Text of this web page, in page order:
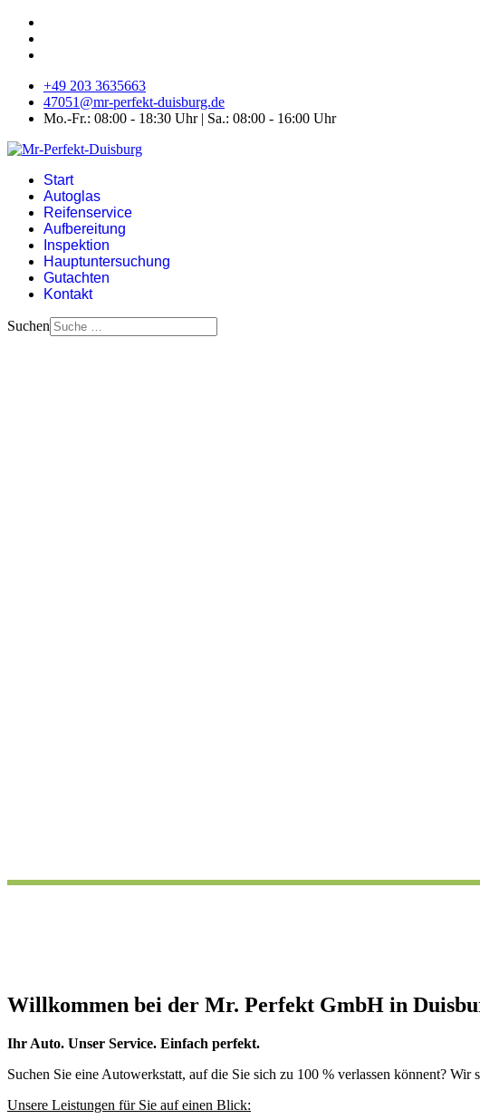
+49 203 3635663
47051@mr-perfekt-duisburg.de
Mo.-Fr.: 08:00 - 18:30 Uhr | Sa.: 08:00 - 16:00 Uhr
Start
Autoglas
Reifenservice
Aufbereitung
Inspektion
Hauptuntersuchung
Gutachten
Kontakt
Suchen
Willkommen bei der Mr. Perfekt GmbH in
Ihr Auto. Unser Service. Einfach perfekt.
Suchen Sie eine Autowerkstatt, auf die Sie sich zu 100 % verlassen könnent?
Unsere Leistungen für Sie auf einen Blick: